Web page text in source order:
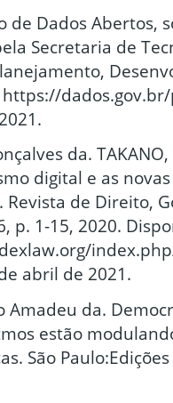
de Dados Abertos,
Secretaria de
da.
digital e as
Revista de Direito,
p. 1-15, 2020.
abril de 2021.
Amadeu da.
estão
São